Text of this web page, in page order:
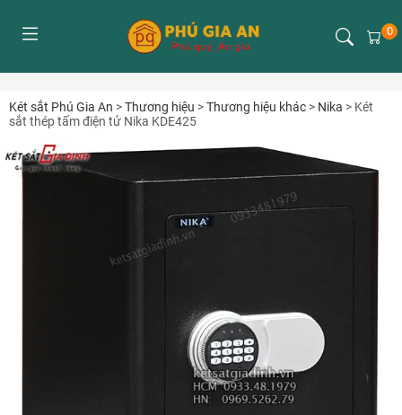
0
Két sắt Phú Gia An >Thương hiệu >Thương hiệu khác > Nika > Két
sắt thép tấm điện tử Nika KDE425